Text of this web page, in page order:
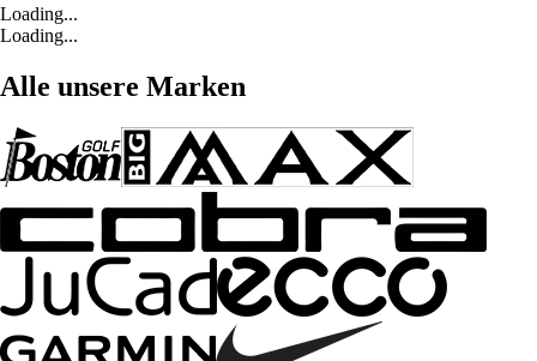
Loading...
Loading...
Alle unsere Marken